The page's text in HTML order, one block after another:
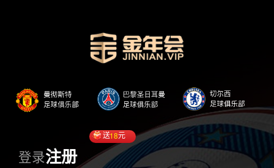
登录注册
送18元